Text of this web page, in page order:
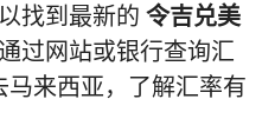
找到最新的 令吉兑美
过网站或银行查询汇
来西亚，了解汇率有